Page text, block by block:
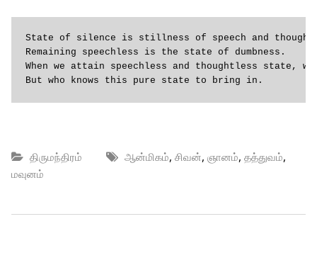
State of silence is stillness of speech and
Remaining speechless is the state of dumbness.
When we attain speechless and thoughtless state, we
But who knows this pure state to bring in.
திருமந்திரம் ஆன்மிகம், சிவன், ஞானம், தத்துவம்,
மவுனம்